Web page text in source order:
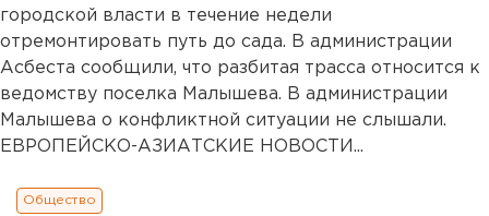
городской власти в течение недели
отремонтировать путь до сада. В администрации
Асбеста сообщили, что разбитая трасса относится к
ведомству поселка Малышева. В администрации
Малышева о конфликтной ситуации не слышали.
ЕВРОПЕЙСКО-АЗИАТСКИЕ НОВОСТИ...
Общество